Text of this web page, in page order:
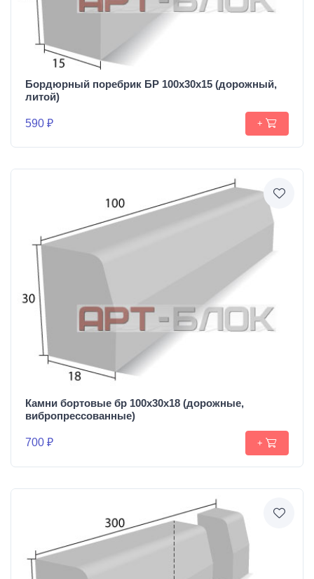
Бордюрный поребрик БР 100х30х15 (дорожный,
литой)
590 ₽ +
Камни бортовые бр 100х30х18 (дорожные,
вибропрессованные)
700 ₽ +